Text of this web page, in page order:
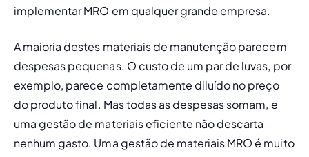
implementar MRO em qualquer grande empresa.
A maioria destes materiais de manutenção parecem
despesas pequenas. O custo de um par de luvas, por
exemplo, parece completamente diluído no preço
do produto final. Mas todas as despesas somam, e
uma gestão de materiais eficiente não descarta
nenhum gasto. Uma gestão de materiais MRO é muito